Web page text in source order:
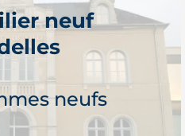
neuf
neufs